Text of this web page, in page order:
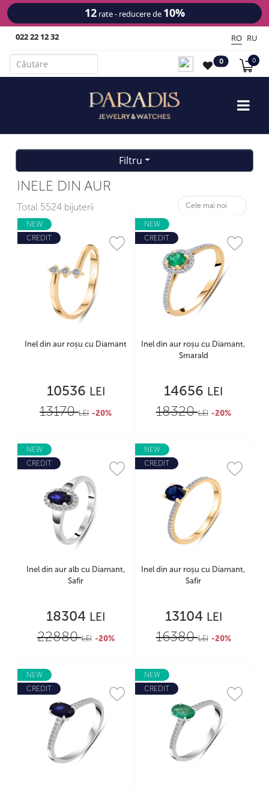
12rate - reducere de 10%
022 22 12 32 RO RU
0 0
Filtru
INELE DIN AUR
Total 5524 bijuterii
NEW
CREDIT
Inel din aur roșu cu Diamant
10536 LEI
13170LEI -20%
NEW
CREDIT
Inel din aur roșu cu Diamant,
Smarald
14656 LEI
18320LEI -20%
NEW
CREDIT
Inel din aur alb cu Diamant,
Safir
18304 LEI
22880LEI -20%
NEW
CREDIT
Inel din aur roșu cu Diamant,
Safir
13104 LEI
16380LEI -20%
NEW
CREDIT
NEW
CREDIT